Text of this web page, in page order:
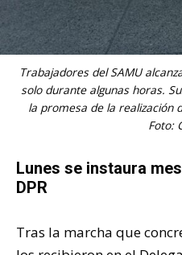
Trabajadores del SAMU
solo durante algunas horas.
la promesa de la realización
Foto:
Lunes se instaura
DPR
Tras la marcha que